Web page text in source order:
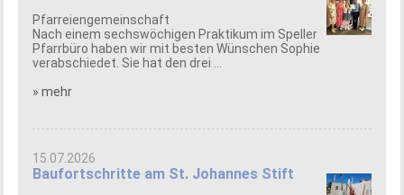
Pfarreiengemeinschaft
Nach einem sechswöchigen Praktikum im Speller
Pfarrbüro haben wir mit besten Wünschen Sophie
verabschiedet. Sie hat den drei ...
» mehr
15.07.2026
Baufortschritte am St. Johannes Stift